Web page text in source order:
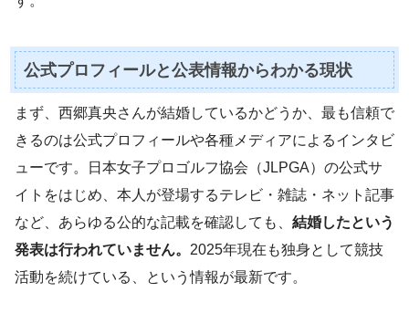
公式プロフィールと公表情報からわかる現状
まず、西郷真央さんが結婚しているかどうか、最も信頼で
きるのは公式プロフィールや各種メディアによるインタビ
ューです。日本女子プロゴルフ協会（JLPGA）の公式サ
イトをはじめ、本人が登場するテレビ・雑誌・ネット記事
など、あらゆる公的な記載を確認しても、 結婚したという
発表は行われていません。 2025年現在も独身として競技
活動を続けている、という情報が最新です。